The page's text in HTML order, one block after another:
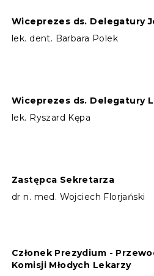
Wiceprezes ds. Delegatury
lek. dent. Barbara Polek
Wiceprezes ds. Delegatury
lek. Ryszard Kępa
Zastępca Sekretarza
dr n. med. Wojciech Florjański
Członek Prezydium -
Komisji Młodych Lekarzy